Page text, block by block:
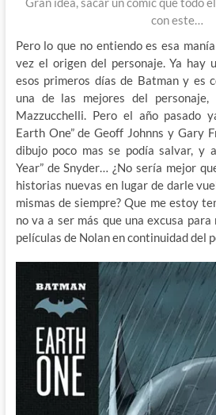
con este…
Pero lo que no entiendo es esa
vez el origen del personaje. Ya hay
esos primeros días de Batman y es
una de las mejores del
Mazzucchelli. Pero el año pasado
Earth One” de Geoff Johnns y Gary
dibujo poco mas se podía salvar, y
Year” de Snyder… ¿No sería mejor
historias nuevas en lugar de darle
mismas de siempre? Que me estoy
no va a ser más que una excusa
películas de Nolan en continuidad del